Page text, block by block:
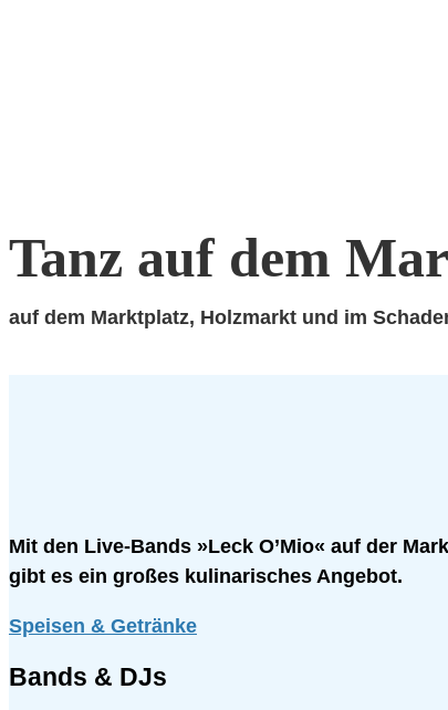
Tanz auf dem
auf dem Marktplatz, Holzmarkt und im
Mit den Live-Bands »Leck O’Mio« auf der
gibt es ein großes kulinarisches Angebot.
Speisen & Getränke
Bands & DJs